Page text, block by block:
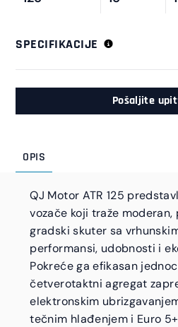
SPECIFIKACIJE
Pošaljite upit
OPIS
QJ Motor ATR 125
vozače koji traže
gradski skuter sa
performansi, udobnosti i
Pokreće ga efikasan
četverotaktni agregat
elektronskim
tečnim hlađenjem i Euro